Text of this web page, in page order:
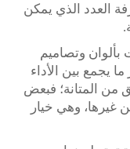
العدد الذي يمكن
بألوان وتصاميم
يجمع بين الأداء
من المتانة؛ فبعض
غيرها، وهي خيار